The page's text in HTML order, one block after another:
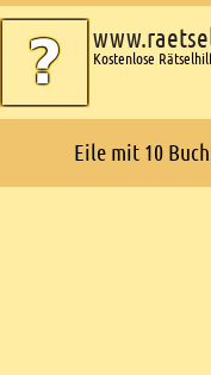
Kostenlose
Eile mit 10